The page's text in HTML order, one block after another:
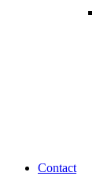
Contact